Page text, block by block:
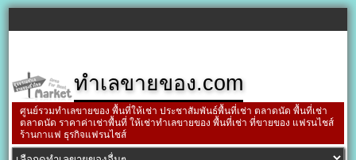
ทำเลขายของ.com
ศูนย์รวมทำเลขายของ พื้นที่ให้เช่า ประชาสัมพันธ์พื้นที่เช่า ตลาดนัด พื้นที่เช่า
ตลาดนัด ราคาค่าเช่าพื้นที่ ให้เช่าทำเลขายของ พื้นที่เช่า ที่ขายของ แฟรนไชส์
ร้านกาแฟ ธุรกิจแฟรนไชส์